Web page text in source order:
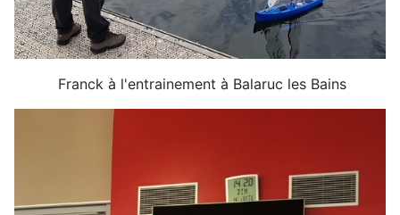
Franck à l'entrainement à Balaruc les Bains